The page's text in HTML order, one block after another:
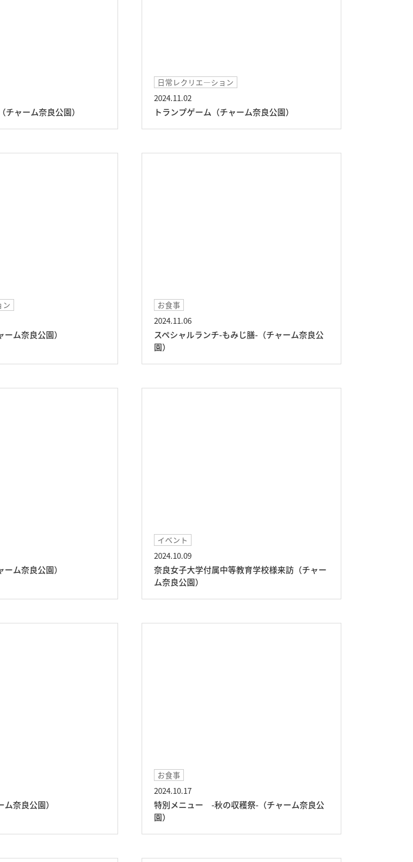
ャーム奈良公園）
日常レクリエ―ション
2024.11.02
トランプゲーム（チャーム奈良公園）
ン
ム奈良公園）
お食事
2024.11.06
スペシャルランチ-もみじ膳-（チャーム奈良公
園）
ム奈良公園）
イベント
2024.10.09
奈良女子大学付属中等教育学校様来訪（チャー
ム奈良公園）
奈良公園）
お食事
2024.10.17
特別メニュー -秋の収穫祭-（チャーム奈良公
園）